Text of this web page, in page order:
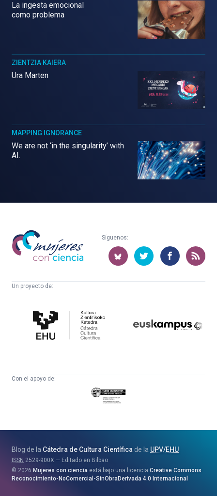
La ingesta emocional
como problema
ZIENTZIA KAIERA
Ura Marten
MAPPING IGNORANCE
We are not ‘in the singularity’ with
AI.
Mujeres
con
ciencia
Síguenos:
Un proyecto de:
Cultura
Científica
Con el apoyo de:
Eusko
Jaurlaritza
eta
Berrikuntza
Saila
Blog de la Cátedra de Cultura Científica de la UPV/EHU
ISSN 2529-900X
Editado en Bilbao
2026 Mujeres con ciencia está bajo una licencia Creative Commons
Reconocimiento-NoComercial-SinObraDerivada 4.0 Internacional